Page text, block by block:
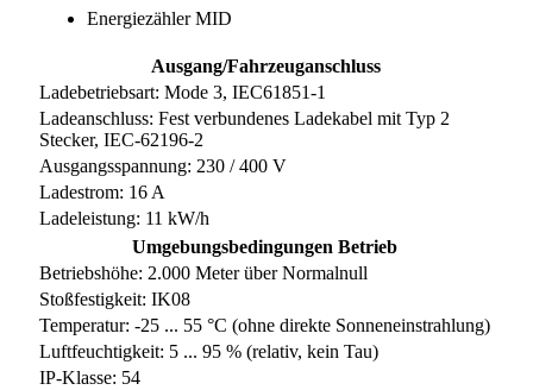
Energiezähler MID
Ausgang/Fahrzeuganschluss
Ladebetriebsart: Mode 3, IEC61851-1
Ladeanschluss: Fest verbundenes Ladekabel mit Typ 2
Stecker, IEC-62196-2
Ausgangsspannung: 230 / 400 V
Ladestrom: 16 A
Ladeleistung: 11 kW/h
Umgebungsbedingungen Betrieb
Betriebshöhe: 2.000 Meter über Normalnull
Stoßfestigkeit: IK08
Temperatur: -25 ... 55 °C (ohne direkte Sonneneinstrahlung)
Luftfeuchtigkeit: 5 ... 95 % (relativ, kein Tau)
IP-Klasse: 54